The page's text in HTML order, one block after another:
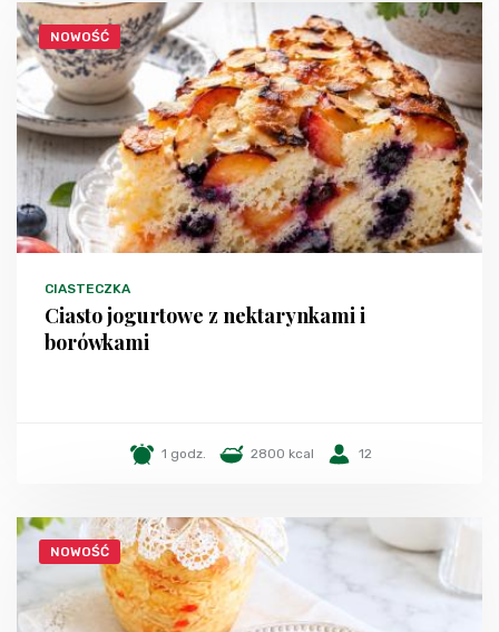
NOWOŚĆ
CIASTECZKA
Ciasto jogurtowe z nektarynkami i
borówkami
1 godz. 2800 kcal 12
NOWOŚĆ